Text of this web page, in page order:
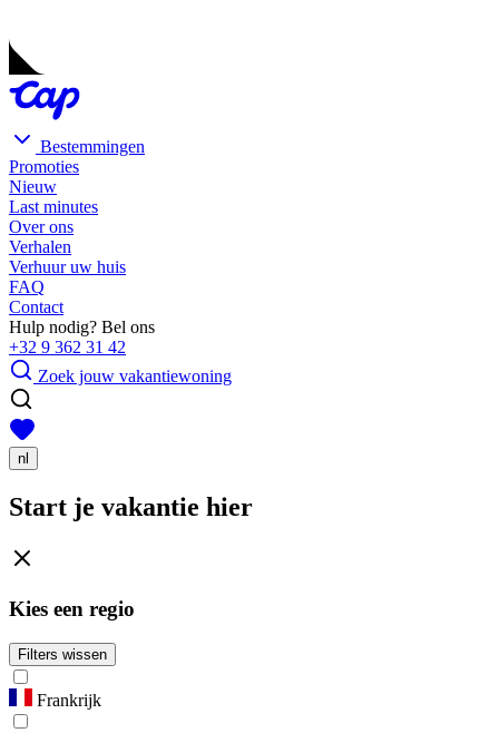
Bestemmingen
Promoties
Nieuw
Last minutes
Over ons
Verhalen
Verhuur uw huis
FAQ
Contact
Hulp nodig? Bel ons
+32 9 362 31 42
Zoek jouw vakantiewoning
nl
Start je vakantie hier
Kies een regio
Filters wissen
Frankrijk